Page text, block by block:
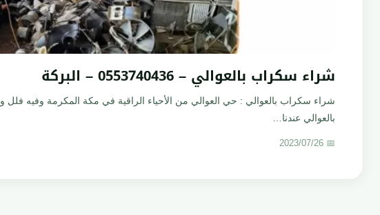
شراء سكراب بالعوالي – 0553740436 – البركة
شراء سكراب بالعوالي : حي العوالي من الأحياء الراقية في مكة المكرمة وفيه
بالعوالي عندنا…
📅 2023/07/26